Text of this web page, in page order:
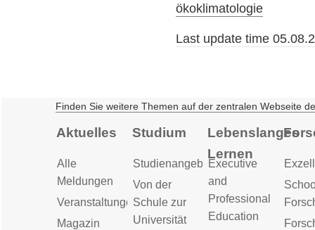
ökoklimatologie
Last update time
Finden Sie weitere Themen auf der zentralen Webseite
Aktuelles
Alle
Meldungen
Veranstaltungen
Magazin
Studium
Studienangebot
Von der
Schule zur
Universität
Lebenslanges
Lernen
Executive
and
Professional
Education